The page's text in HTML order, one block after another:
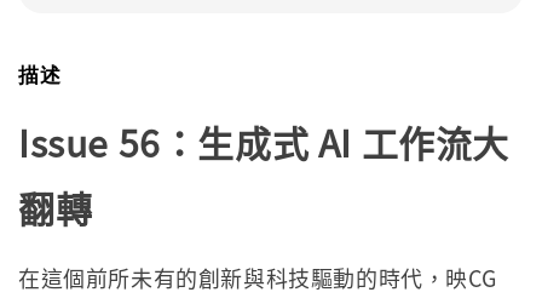
描述
Issue 56：生成式 AI 工作流大
翻轉
在這個前所未有的創新與科技驅動的時代，映CG